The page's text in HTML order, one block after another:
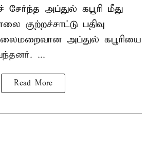
அப்துல் கபூரி மீது
குற்றச்சாட்டு பதிவு
அப்துல் கபூரியை
...
Read More